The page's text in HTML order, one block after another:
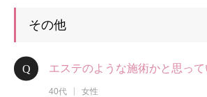
その他
エステのような施術かと思って
40代 女性